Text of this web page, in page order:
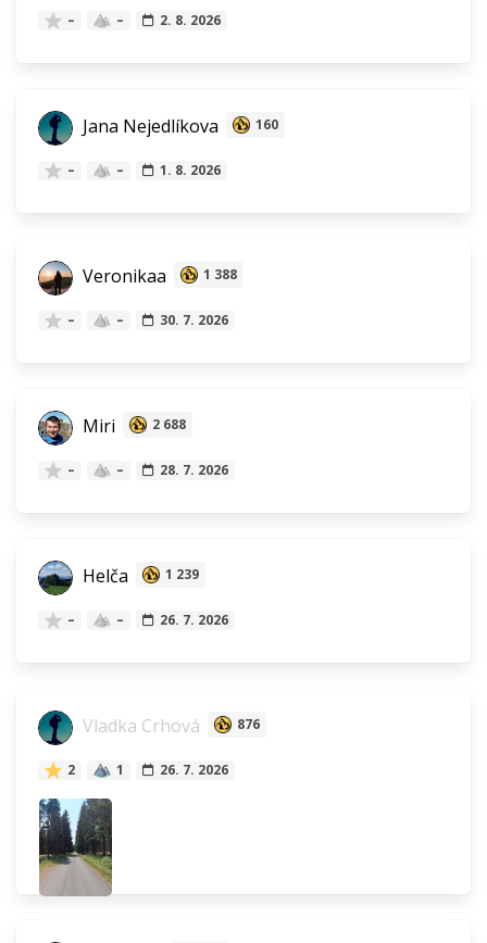
– – 2. 8. 2026
Jana Nejedlíkova 160
– – 1. 8. 2026
Veronikaa 1 388
– – 30. 7. 2026
Miri 2 688
– – 28. 7. 2026
Helča 1 239
– – 26. 7. 2026
Vladka Crhová 876
2 1 26. 7. 2026